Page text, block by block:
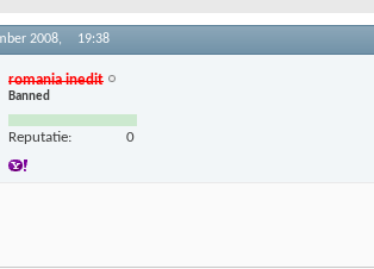
2008, 19:38
romania inedit
Banned
Reputatie: 0